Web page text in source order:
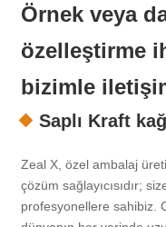
Örnek veya
özelleştirme
bizimle
Saplı Kraft
Zeal X, özel ambalaj
çözüm sağlayıcısıdır;
profesyonellere sahibiz.